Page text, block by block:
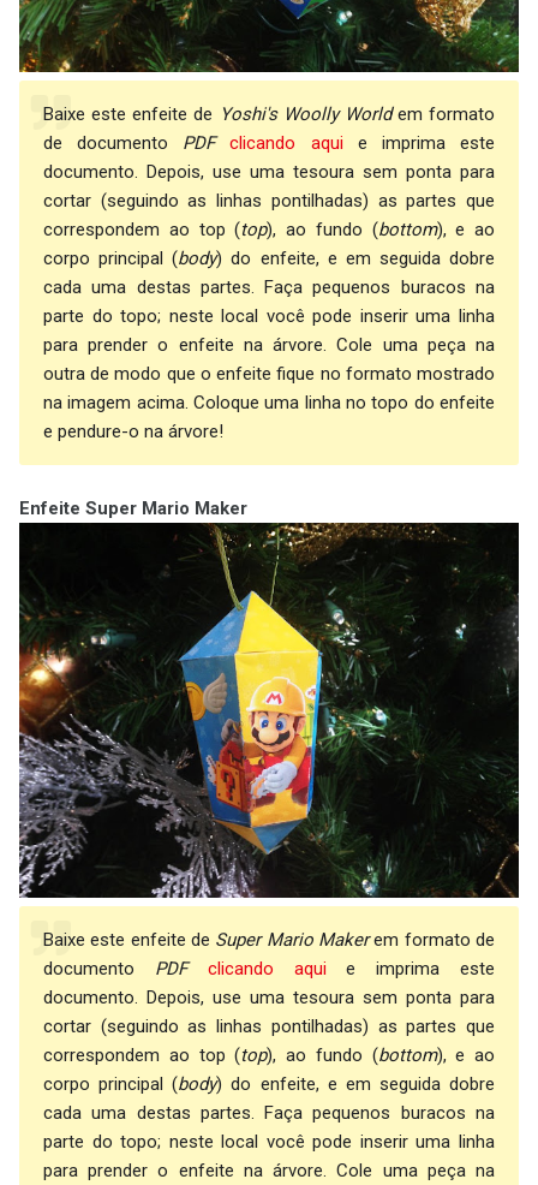
Baixe este enfeite de Yoshi's Woolly Worldem formato
de documento PDF clicando aquie imprima este
documento. Depois, use uma tesoura sem ponta para
cortar (seguindo as linhas pontilhadas) as partes que
correspondem ao top (top), ao fundo (bottom), e ao
corpo principal (body) do enfeite, e em seguida dobre
cada uma destas partes. Faça pequenos buracos na
parte do topo; neste local você pode inserir uma linha
para prender o enfeite na árvore. Cole uma peça na
outra de modo que o enfeite fique no formato mostrado
na imagem acima. Coloque uma linha no topo do enfeite
e pendure-o na árvore!
Enfeite Super Mario Maker
Baixe este enfeite de Super Mario Makerem formato de
documento PDF clicando aquie imprima este
documento. Depois, use uma tesoura sem ponta para
cortar (seguindo as linhas pontilhadas) as partes que
correspondem ao top (top), ao fundo (bottom), e ao
corpo principal (body) do enfeite, e em seguida dobre
cada uma destas partes. Faça pequenos buracos na
parte do topo; neste local você pode inserir uma linha
para prender o enfeite na árvore. Cole uma peça na